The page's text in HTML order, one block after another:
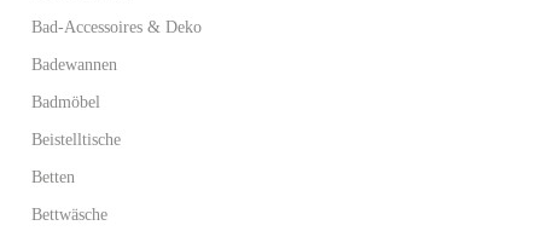
Bad-Accessoires & Deko
Badewannen
Badmöbel
Beistelltische
Betten
Bettwäsche